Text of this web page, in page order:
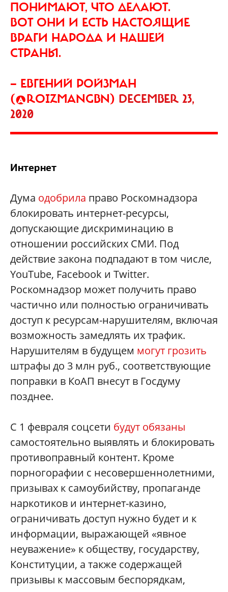
ПОНИМАЮТ, ЧТО ДЕЛАЮТ.
ВОТ ОНИ И ЕСТЬ НАСТОЯЩИЕ
ВРАГИ НАРОДА И НАШЕЙ
СТРАНЫ.
— ЕВГЕНИЙ РОЙЗМАН
(@ROIZMANGBN) DECEMBER 23,
2020
Интернет
Дума одобрила право Роскомнадзора
блокировать интернет-ресурсы,
допускающие дискриминацию в
отношении российских СМИ. Под
действие закона подпадают в том числе,
YouTube, Facebook и Twitter.
Роскомнадзор может получить право
частично или полностью ограничивать
доступ к ресурсам-нарушителям, включая
возможность замедлять их трафик.
Нарушителям в будущем могут грозить
штрафы до 3 млн руб., соответствующие
поправки в КоАП внесут в Госдуму
позднее.
С 1 февраля соцсети будут обязаны
самостоятельно выявлять и блокировать
противоправный контент. Кроме
порногорафии с несовершеннолетними,
призывах к самоубийству, пропаганде
наркотиков и интернет-казино,
ограничивать доступ нужно будет и к
информации, выражающей «явное
неуважение» к обществу, государству,
Конституции, а также содержащей
призывы к массовым беспорядкам,